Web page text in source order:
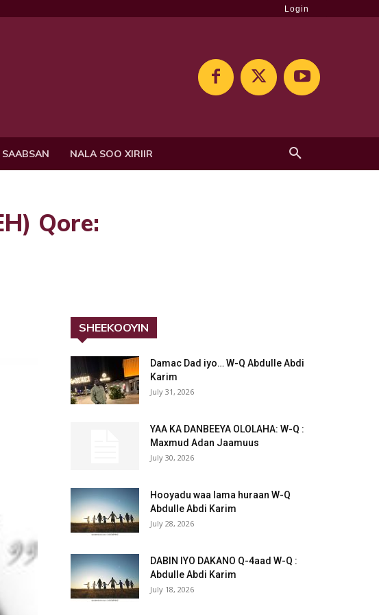
Login
NALA SOO XIRIIR
Qore:
SHEEKOOYIN
Damac Dad iyo… W-Q Abdulle Abdi
Karim
July 31, 2026
YAA KA DANBEEYA OLOLAHA: W-Q :
Maxmud Adan Jaamuus
July 30, 2026
Hooyadu waa lama huraan W-Q
Abdulle Abdi Karim
July 28, 2026
DABIN IYO DAKANO Q-4aad W-Q :
Abdulle Abdi Karim
July 18, 2026